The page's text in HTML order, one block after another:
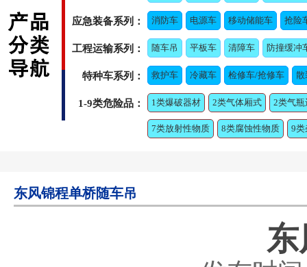
应急装备系列： 消防车 电源车 移动储能车 抢险
工程运输系列： 随车吊 平板车 清障车 防撞缓冲
特种车系列： 救护车 冷藏车 检修车/抢修车 散
1-9类危险品： 1类爆破器材 2类气体厢式 2类气
7类放射性物质 8类腐蚀性物质 9类
东风锦程单桥随车吊